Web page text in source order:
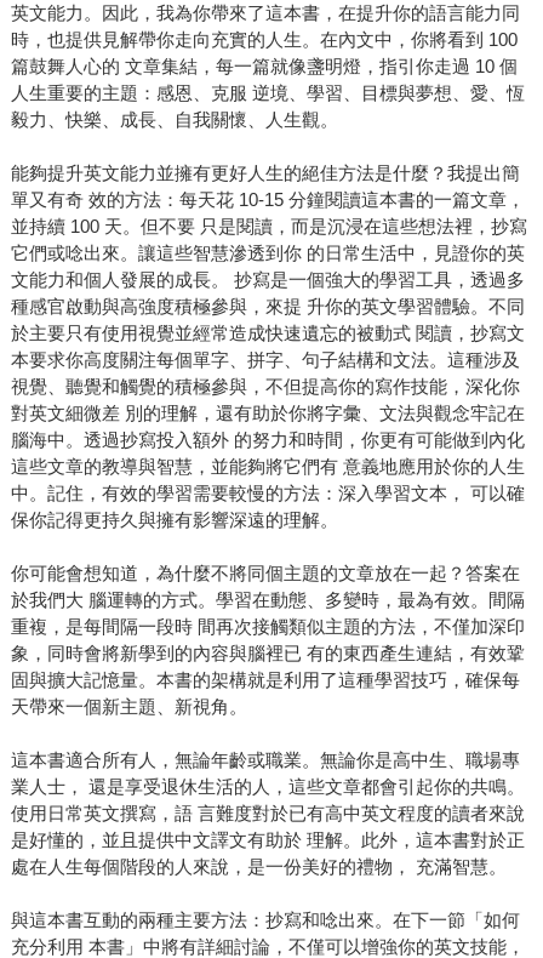
英文能力。因此，我為你帶來了這本書，在提升你的語言能力同
時，也提供見解帶你走向充實的人生。在內文中，你將看到 100
篇鼓舞人心的 文章集結，每一篇就像盞明燈，指引你走過 10 個
人生重要的主題：感恩、克服 逆境、學習、目標與夢想、愛、恆
毅力、快樂、成長、自我關懷、人生觀。
能夠提升英文能力並擁有更好人生的絕佳方法是什麼？我提出簡
單又有奇 效的方法：每天花 10-15 分鐘閱讀這本書的一篇文章，
並持續 100 天。但不要 只是閱讀，而是沉浸在這些想法裡，抄寫
它們或唸出來。讓這些智慧滲透到你 的日常生活中，見證你的英
文能力和個人發展的成長。 抄寫是一個強大的學習工具，透過多
種感官啟動與高強度積極參與，來提 升你的英文學習體驗。不同
於主要只有使用視覺並經常造成快速遺忘的被動式 閱讀，抄寫文
本要求你高度關注每個單字、拼字、句子結構和文法。這種涉及
視覺、聽覺和觸覺的積極參與，不但提高你的寫作技能，深化你
對英文細微差 別的理解，還有助於你將字彙、文法與觀念牢記在
腦海中。透過抄寫投入額外 的努力和時間，你更有可能做到內化
這些文章的教導與智慧，並能夠將它們有 意義地應用於你的人生
中。記住，有效的學習需要較慢的方法：深入學習文本， 可以確
保你記得更持久與擁有影響深遠的理解。
你可能會想知道，為什麼不將同個主題的文章放在一起？答案在
於我們大 腦運轉的方式。學習在動態、多變時，最為有效。間隔
重複，是每間隔一段時 間再次接觸類似主題的方法，不僅加深印
象，同時會將新學到的內容與腦裡已 有的東西產生連結，有效鞏
固與擴大記憶量。本書的架構就是利用了這種學習技巧，確保每
天帶來一個新主題、新視角。
這本書適合所有人，無論年齡或職業。無論你是高中生、職場專
業人士， 還是享受退休生活的人，這些文章都會引起你的共鳴。
使用日常英文撰寫，語 言難度對於已有高中英文程度的讀者來說
是好懂的，並且提供中文譯文有助於 理解。此外，這本書對於正
處在人生每個階段的人來說，是一份美好的禮物， 充滿智慧。
與這本書互動的兩種主要方法：抄寫和唸出來。在下一節「如何
充分利用 本書」中將有詳細討論，不僅可以增強你的英文技能，